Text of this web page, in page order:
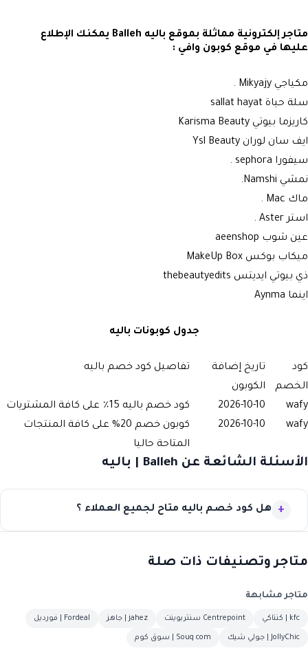
متاجر إلكترونية مماثلة بموقع باليه Balleh يمكنك الإطلاع
عليها في موقع كوبون وافي :
مكياجي Mikyajy
.
سلة حياة sallat hayat
كاريزما بيوتي Karisma Beauty
ايف سان لوران Ysl Beauty
سيفورا sephora
.
نمشي Namshi
.
ماك Mac
.
استر Aster
.
عين شوب aeenshop
ميكاب بوكس MakeUp Box
ذي بيوتي ايديتس thebeautyedits
اينما Aynma
جدول كوبونات باليه
كود
الخصم
تاريخ إضافة
الكوبون
تفاصيل كود خصم باليه
wafy
2026-10-10
كود خصم باليه 15٪ على كافة المشتريات
wafy
2026-10-10
كوبون خصم 20% على كافة المنتجات
المتاحة حاليا
الأسئلة الشائعة عن Balleh | باليه
هل كود خصم باليه متاح لجميع العملاء ؟
متاجر وتصنيفات ذات صلة
متاجر مشابهة
kfc | كنتاكي Centrepoint سنتربوينت jahez | جاهز Fordeal | فورديل
JollyChic | جولي شيك Souq com | سوق كوم